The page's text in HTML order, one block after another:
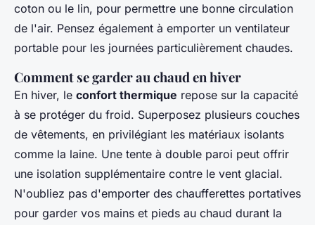
coton ou le lin, pour permettre une bonne circulation
de l'air. Pensez également à emporter un ventilateur
portable pour les journées particulièrement chaudes.
Comment se garder au chaud en hiver
En hiver, le confort thermique repose sur la capacité
à se protéger du froid. Superposez plusieurs couches
de vêtements, en privilégiant les matériaux isolants
comme la laine. Une tente à double paroi peut offrir
une isolation supplémentaire contre le vent glacial.
N'oubliez pas d'emporter des chaufferettes portatives
pour garder vos mains et pieds au chaud durant la